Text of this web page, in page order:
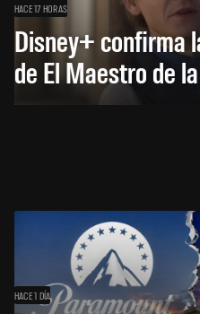
HACE 17 HORAS
Disney+ confirma
de El Maestro de
HACE 1 DÍA